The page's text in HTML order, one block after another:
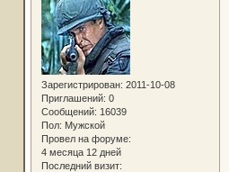
Зарегистрирован: 2011-10-08
Приглашений: 0
Сообщений: 16039
Пол: Мужской
Провел на форуме:
4 месяца 12 дней
Последний визит: